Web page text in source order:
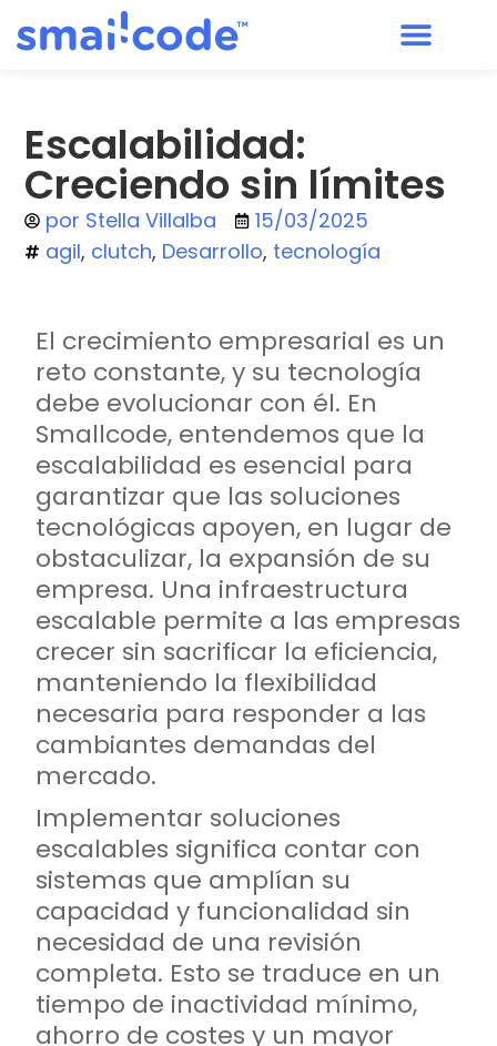
Escalabilidad:
Creciendo sin límites
por Stella Villalba
15/03/2025
agil, clutch, Desarrollo, tecnología
El crecimiento empresarial es un
reto constante, y su tecnología
debe evolucionar con él. En
Smallcode, entendemos que la
escalabilidad es esencial para
garantizar que las soluciones
tecnológicas apoyen, en lugar de
obstaculizar, la expansión de su
empresa. Una infraestructura
escalable permite a las empresas
crecer sin sacrificar la eficiencia,
manteniendo la flexibilidad
necesaria para responder a las
cambiantes demandas del
mercado.
Implementar soluciones
escalables significa contar con
sistemas que amplían su
capacidad y funcionalidad sin
necesidad de una revisión
completa. Esto se traduce en un
tiempo de inactividad mínimo,
ahorro de costes y un mayor